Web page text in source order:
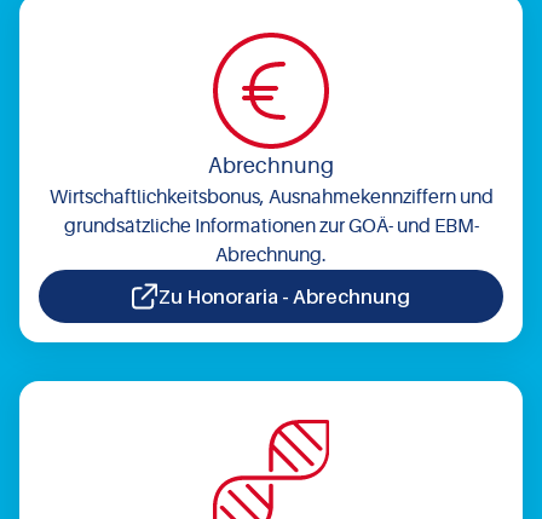
Abrechnung
Wirtschaftlichkeitsbonus, Ausnahmekennziffern und
grundsätzliche Informationen zur GOÄ- und EBM-
Abrechnung.
Zu Honoraria - Abrechnung